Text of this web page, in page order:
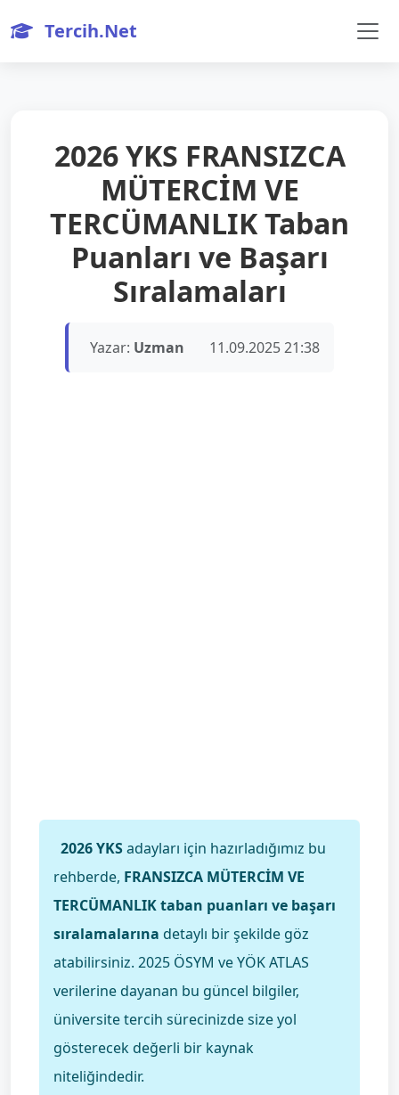
Tercih.Net
2026 YKS FRANSIZCA
MÜTERCİM VE
TERCÜMANLIK Taban
Puanları ve Başarı
Sıralamaları
Yazar: Uzman 11.09.2025 21:38
2026 YKSadayları için hazırladığımız bu
rehberde, FRANSIZCA MÜTERCİM VE
TERCÜMANLIK taban puanları ve başarı
sıralamalarına detaylı bir şekilde göz
atabilirsiniz. 2025 ÖSYM ve YÖK ATLAS
verilerine dayanan bu güncel bilgiler,
üniversite tercih sürecinizde size yol
gösterecek değerli bir kaynak
niteliğindedir.